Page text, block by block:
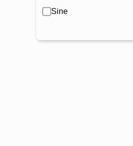
Sine